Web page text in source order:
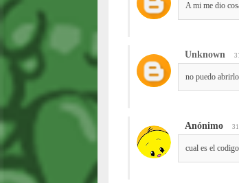
A mi me dio
Unknown
no puedo
Anónimo
cual es el